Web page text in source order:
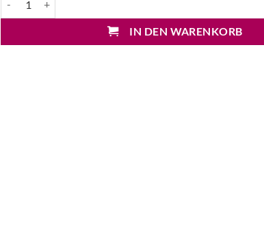
IN DEN WARENKORB